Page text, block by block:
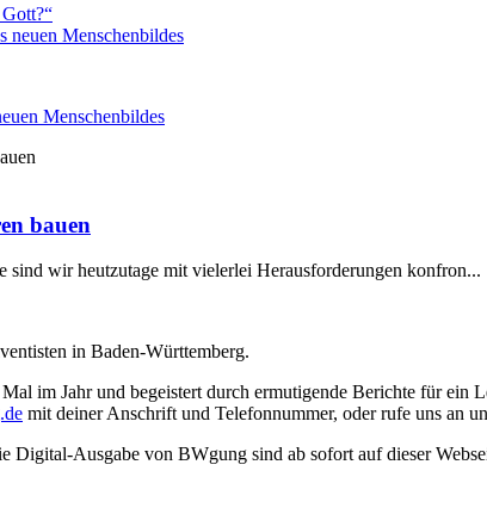
Menschenbildes
bauen
sind wir heutzutage mit vielerlei Herausforderungen konfron...
in Baden-Württemberg.
im Jahr und begeistert durch ermutigende Berichte für
mit deiner Anschrift und Telefonnummer, oder rufe uns an
Digital-Ausgabe von BWgung sind ab sofort auf dieser